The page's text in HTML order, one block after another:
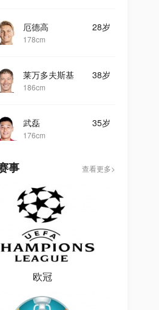
28岁
厄德高
178cm
38岁
莱万多夫斯基
186cm
35岁
武磊
176cm
事 查看更多>
欧冠